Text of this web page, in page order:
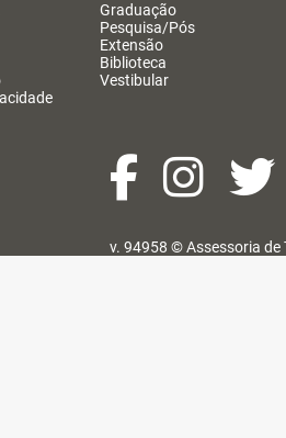
Graduação
Pesquisa/Pós
Extensão
Biblioteca
Vestibular
v. 94958 ©Assessoria de